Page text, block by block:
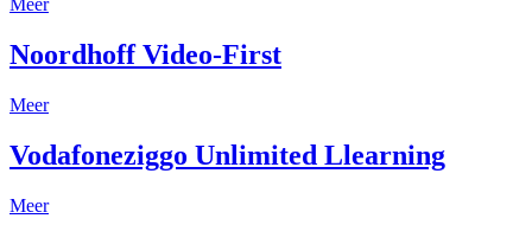
Meer
Noordhoff Video-First
Meer
Vodafoneziggo Unlimited Llearning
Meer